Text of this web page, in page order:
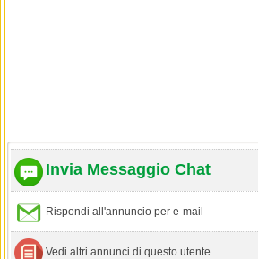
Invia Messaggio Chat
Rispondi all'annuncio per e-mail
Vedi altri annunci di questo utente